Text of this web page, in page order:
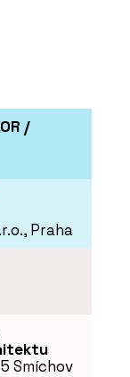
/
Praha
Smíchov